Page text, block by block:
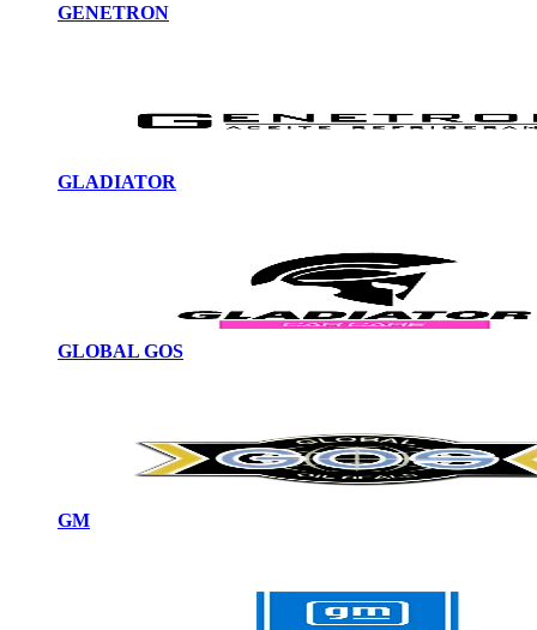
GENETRON
GLADIATOR
GLOBAL GOS
GM